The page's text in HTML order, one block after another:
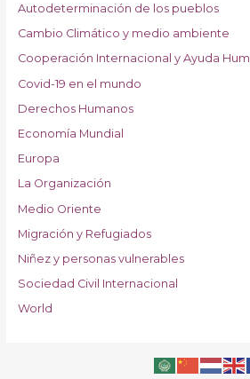
Autodeterminación de los pueblos
Cambio Climático y medio ambiente
Cooperación Internacional y Ayuda
Covid-19 en el mundo
Derechos Humanos
Economía Mundial
Europa
La Organización
Medio Oriente
Migración y Refugiados
Niñez y personas vulnerables
Sociedad Civil Internacional
World